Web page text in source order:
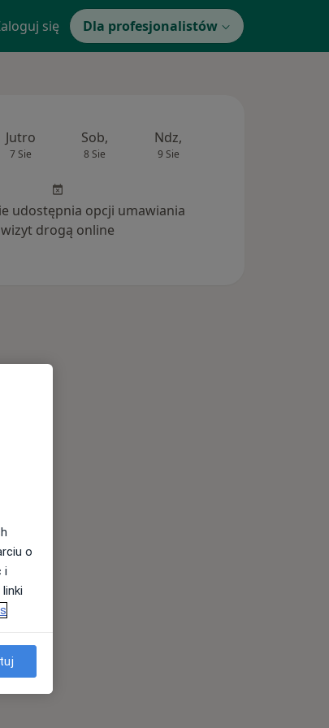
się Dla profesjonalistów
Jutro
7 Sie
Sob,
8 Sie
Ndz,
9 Sie
udostępnia opcji umawiania
wizyt drogą online
o
i